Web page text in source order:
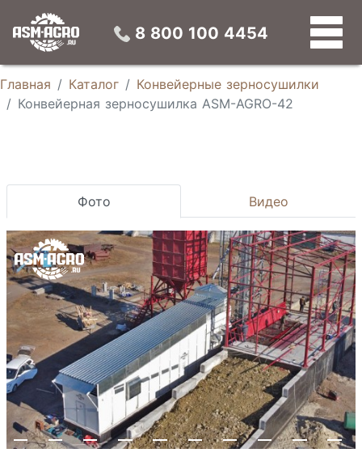
8 800 100 4454
Главная Каталог
Конвейерные зерносушилки
Конвейерная зерносушилка ASM-AGRO-42
Фото Видео